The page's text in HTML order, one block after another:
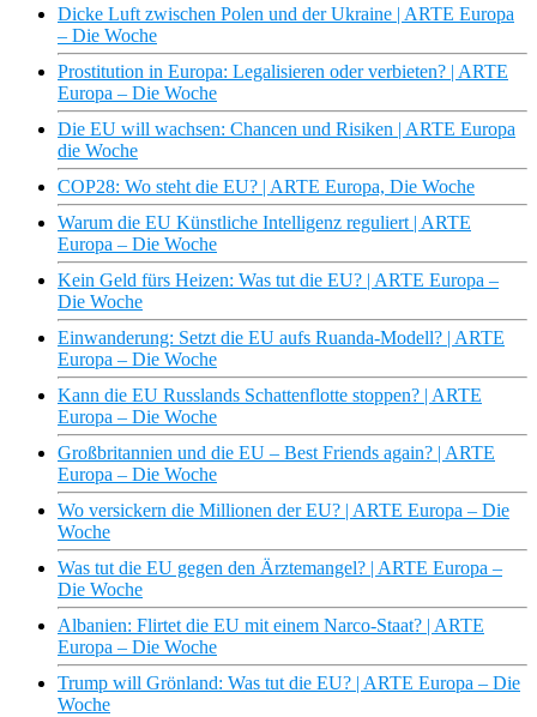
Dicke Luft zwischen Polen und der Ukraine | ARTE Europa
– Die Woche
Prostitution in Europa: Legalisieren oder verbieten? | ARTE
Europa – Die Woche
Die EU will wachsen: Chancen und Risiken | ARTE Europa
die Woche
COP28: Wo steht die EU? | ARTE Europa, Die Woche
Warum die EU Künstliche Intelligenz reguliert | ARTE
Europa – Die Woche
Kein Geld fürs Heizen: Was tut die EU? | ARTE Europa –
Die Woche
Einwanderung: Setzt die EU aufs Ruanda-Modell? | ARTE
Europa – Die Woche
Kann die EU Russlands Schattenflotte stoppen? | ARTE
Europa – Die Woche
Großbritannien und die EU – Best Friends again? | ARTE
Europa – Die Woche
Wo versickern die Millionen der EU? | ARTE Europa – Die
Woche
Was tut die EU gegen den Ärztemangel? | ARTE Europa –
Die Woche
Albanien: Flirtet die EU mit einem Narco-Staat? | ARTE
Europa – Die Woche
Trump will Grönland: Was tut die EU? | ARTE Europa – Die
Woche